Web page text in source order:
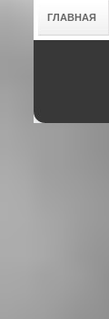
ГЛАВНАЯ